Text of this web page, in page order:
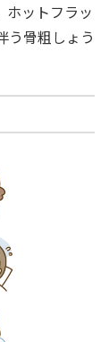
ホットフラッ
う骨粗しょう